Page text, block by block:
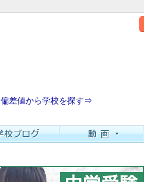
偏差値から学校を探す⇒